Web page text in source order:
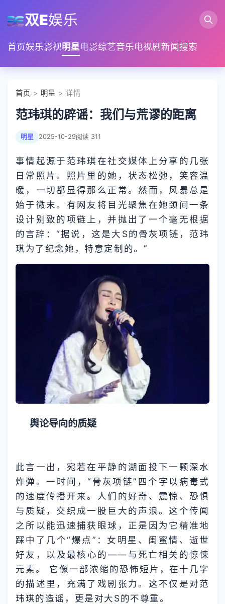
双E娱乐
首页娱乐影视明星电影综艺音乐电视剧 新闻搜索
首页 > 明星 > 详情
范玮琪的辟谣：我们与荒谬的距离
明星 2025-10-29阅读 311
事情起源于范玮琪在社交媒体上分享的几张
日常照片。照片里的她，状态松弛，笑容温
暖，一切都显得那么正常。然而，风暴总是
始于微末。有网友将目光聚焦在她颈间一条
设计别致的项链上，并抛出了一个毫无根据
的言辞：“据说，这是大S的骨灰项链，范玮
琪为了纪念她，特意定制的。”
舆论导向的质疑
此言一出，宛若在平静的湖面投下一颗深水
炸弹。一时间，“骨灰项链”四个字以病毒式
的速度传播开来。人们的好奇、震惊、恐惧
与质疑，交织成一股巨大的声浪。这个传闻
之所以能迅速捕获眼球，正是因为它精准地
踩中了几个“爆点”：女明星、闺蜜情、逝世
好友，以及最核心的——与死亡相关的惊悚
元素。 它像一部浓缩的恐怖短片，在十几字
的描述里，充满了戏剧张力。这不仅是对范
玮琪的造谣，更是对大S的不尊重。